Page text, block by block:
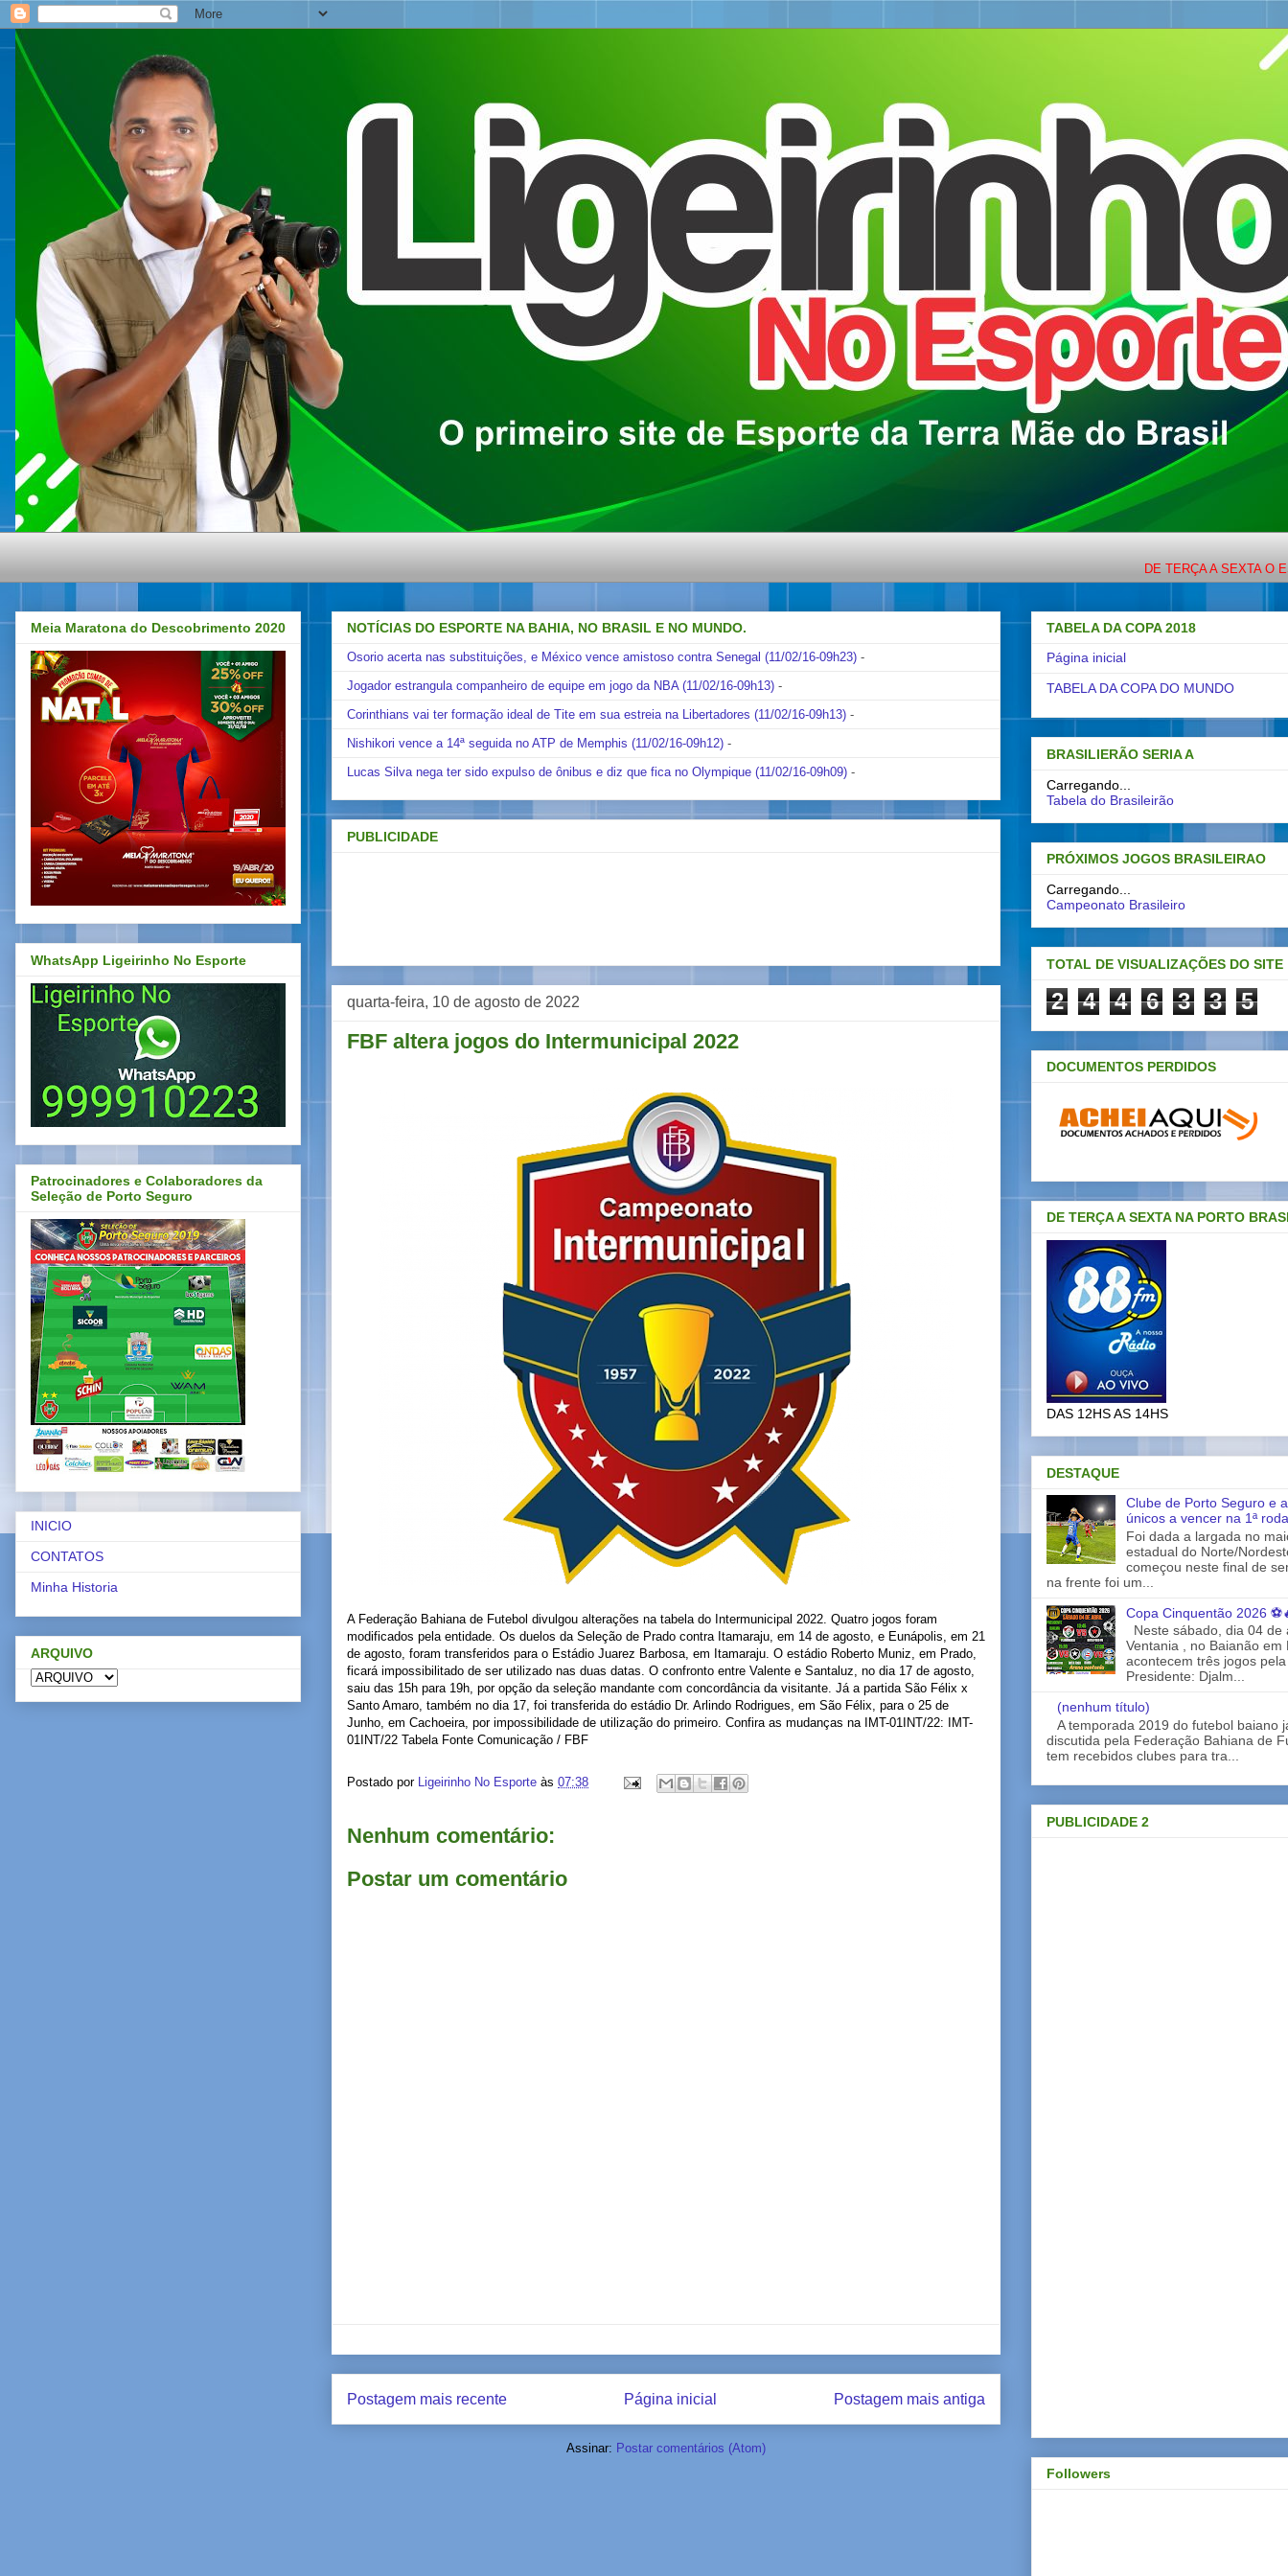
DE TERÇA A SEXTA O
NOTÍCIAS DO ESPORTE NA BAHIA, NO BRASIL E NO MUNDO.
Osorio acerta nas substituições, e México vence amistoso contra Senegal (11/02/16-09h23) -
Jogador estrangula companheiro de equipe em jogo da NBA (11/02/16-09h13) -
Corinthians vai ter formação ideal de Tite em sua estreia na Libertadores (11/02/16-09h13) -
Nishikori vence a 14ª seguida no ATP de Memphis (11/02/16-09h12) -
Lucas Silva nega ter sido expulso de ônibus e diz que fica no Olympique (11/02/16-09h09) -
PUBLICIDADE
quarta-feira, 10 de agosto de 2022
FBF altera jogos do Intermunicipal 2022
A Federação Bahiana de Futebol divulgou alterações na tabela do Intermunicipal 2022. Quatro jogos foram
modificados pela entidade. Os duelos da Seleção de Prado contra Itamaraju, em 14 de agosto, e Eunápolis, em 21
de agosto, foram transferidos para o Estádio Juarez Barbosa, em Itamaraju. O estádio Roberto Muniz, em Prado,
ficará impossibilitado de ser utilizado nas duas datas. O confronto entre Valente e Santaluz, no dia 17 de agosto,
saiu das 15h para 19h, por opção da seleção mandante com concordância da visitante. Já a partida São Félix x
Santo Amaro, também no dia 17, foi transferida do estádio Dr. Arlindo Rodrigues, em São Félix, para o 25 de
Junho, em Cachoeira, por impossibilidade de utilização do primeiro. Confira as mudanças na IMT-01INT/22: IMT-
01INT/22 Tabela Fonte Comunicação / FBF
Postado por Ligeirinho No Esporte às 07:38
Nenhum comentário:
Postar um comentário
Postagem mais recente Postagem mais antiga
Página inicial
Assinar: Postar comentários (Atom)
Meia Maratona do Descobrimento 2020
WhatsApp Ligeirinho No Esporte
Patrocinadores e Colaboradores da
Seleção de Porto Seguro
INICIO
CONTATOS
Minha Historia
ARQUIVO
TABELA DA COPA 2018
Página inicial
TABELA DA COPA DO MUNDO
BRASILIERÃO SERIA A
Carregando...
Tabela do Brasileirão
PRÓXIMOS JOGOS BRASILEIRAO
Carregando...
Campeonato Brasileiro
TOTAL DE VISUALIZAÇÕES DO SITE
2 4 4 6 3 3 5
DOCUMENTOS PERDIDOS
DE TERÇA A SEXTA NA PORTO
DAS 12HS AS 14HS
DESTAQUE
Clube de Porto Seguro e
únicos a vencer na 1ª
Foi dada a largada no
estadual do Norte/
começou neste final de
na frente foi um...
Copa Cinquentão 2026
Neste sábado, dia 04 de
Ventania , no Baianão em
acontecem três jogos
Presidente: Djalm...
(nenhum título)
A temporada 2019 do futebol baiano
discutida pela Federação Bahiana de
tem recebidos clubes para tra...
PUBLICIDADE 2
Followers